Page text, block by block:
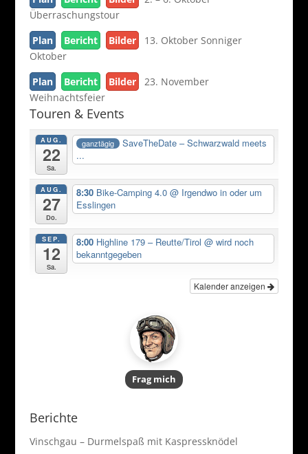
Überraschungstour
Plan
Bericht Bilder
13. Oktober Sonniger
Oktober
Plan
Bericht Bilder
23. November
Weihnachtsfeier
Touren & Events
AUG.
22
Sa.
ganztägig
SaveTheDate – Schwarzwald meets
...
AUG.
27
Do.
8:30 Bike-Camping 4.0@ Irgendwo in oder um
Esslingen
SEP.
12
Sa.
8:00 Highline 179 – Reutte/Tirol@ wird noch
bekanntgegeben
Kalender anzeigen
Frag mich
Berichte
Vinschgau – Durmelspaß mit Kaspressknödel